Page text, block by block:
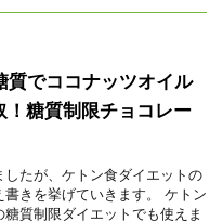
質でココナッツオイル
！糖質制限チョコレー
したが、ケトン食ダイエットの
書きを挙げていきます。 ケトン
質制限ダイエットでも使えま